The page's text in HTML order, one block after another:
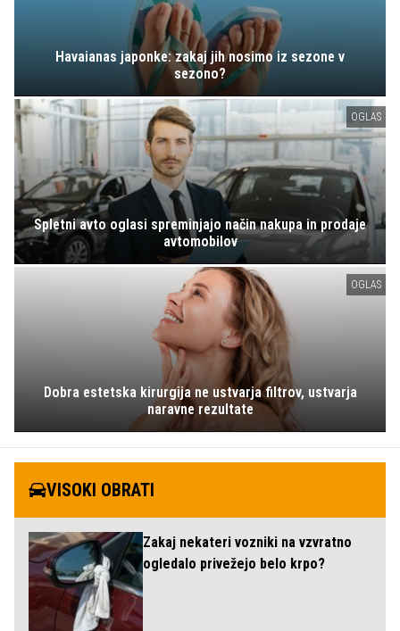
Havaianas japonke: zakaj jih nosimo iz sezone v
sezono?
OGLAS
Spletni avto oglasi spreminjajo način nakupa in prodaje
avtomobilov
OGLAS
Dobra estetska kirurgija ne ustvarja filtrov, ustvarja
naravne rezultate
VISOKI OBRATI
Zakaj nekateri vozniki na vzvratno
ogledalo privežejo belo krpo?